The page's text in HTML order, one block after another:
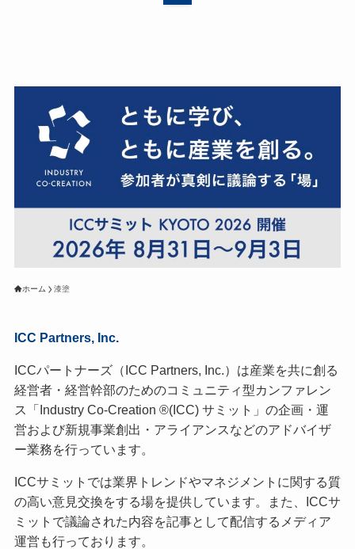
ホーム 漆塗
ICC Partners, Inc.
ICCパートナーズ（ICC Partners, Inc.）は産業を共に創る
経営者・経営幹部のためのコミュニティ型カンファレン
ス「Industry Co-Creation ®(ICC) サミット」の企画・運
営および新規事業創出・アライアンスなどのアドバイザ
ー業務を行っています。
ICCサミットでは業界トレンドやマネジメントに関する質
の高い意見交換をする場を提供しています。また、ICCサ
ミットで議論された内容を記事として配信するメディア
運営も行っております。